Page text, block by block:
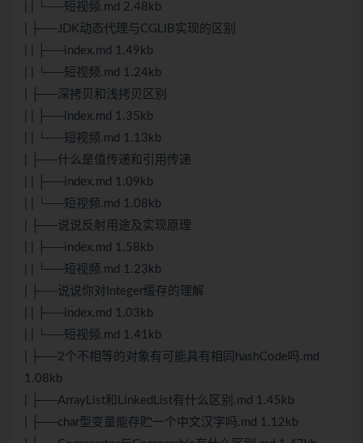
| | └──短视频.md 2.48kb
| ├──JDK动态代理与CGLIB实现的区别
| | ├──index.md 1.49kb
| | └──短视频.md 1.24kb
| ├──深拷贝和浅拷贝区别
| | ├──index.md 1.35kb
| | └──短视频.md 1.13kb
| ├──什么是值传递和引用传递
| | ├──index.md 1.09kb
| | └──短视频.md 1.08kb
| ├──说说反射用途及实现原理
| | ├──index.md 1.58kb
| | └──短视频.md 1.23kb
| ├──说说你对Integer缓存的理解
| | ├──index.md 1.03kb
| | └──短视频.md 1.41kb
| ├──2个不相等的对象有可能具有相同hashCode吗.md
1.08kb
| ├──ArrayList和LinkedList有什么区别.md 1.45kb
| ├──char型变量能存贮一个中文汉字吗.md 1.12kb